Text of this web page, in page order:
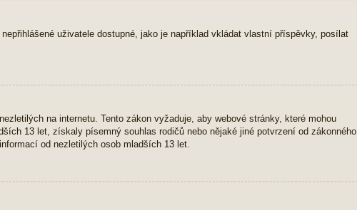
uživatele dostupné, jako je například vkládat vlastní příspěvky, posílat
na internetu. Tento zákon vyžaduje, aby webové stránky, které mohou
13 let, získaly písemný souhlas rodičů nebo nějaké jiné potvrzení od zákonného
od nezletilých osob mladších 13 let.